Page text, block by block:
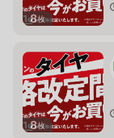
8枚
8枚